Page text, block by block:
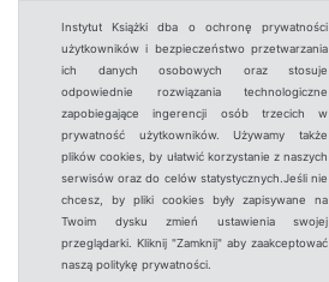
Instytut Książki dba o ochronę prywatności
użytkowników i bezpieczeństwo przetwarzania
ich danych osobowych oraz stosuje
odpowiednie rozwiązania technologiczne
zapobiegające ingerencji osób trzecich w
prywatność użytkowników. Używamy także
plików cookies, by ułatwić korzystanie z naszych
serwisów oraz do celów statystycznych.Jeśli nie
chcesz, by pliki cookies były zapisywane na
Twoim dysku zmień ustawienia swojej
przeglądarki. Kliknij "Zamknij" aby zaakceptować
naszą politykę prywatności.